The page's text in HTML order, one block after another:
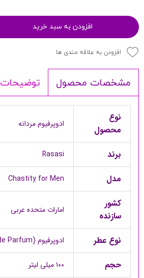
افزودن به سبد خرید
افزودن به علاقه مندی ها
مشخصات محصول توضیحات
نوع
محصول
ادوپرفیوم مردانه
برند Rasasi
مدل Chastity for Men
کشور
سازنده
امارات متحده عربی
نوع عطر ادوپرفیوم (Eau de Parfum)
حجم‌ ۱۰۰ میلی لیتر